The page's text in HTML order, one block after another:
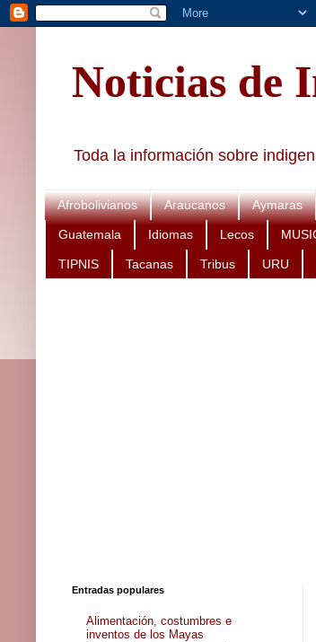
Noticias de
Toda la información sobre
Afrobolivianos Araucanos Aymaras
Guatemala Idiomas Lecos
TIPNIS Tacanas Tribus URU
Entradas populares
Alimentación, costumbres e
inventos de los Mayas